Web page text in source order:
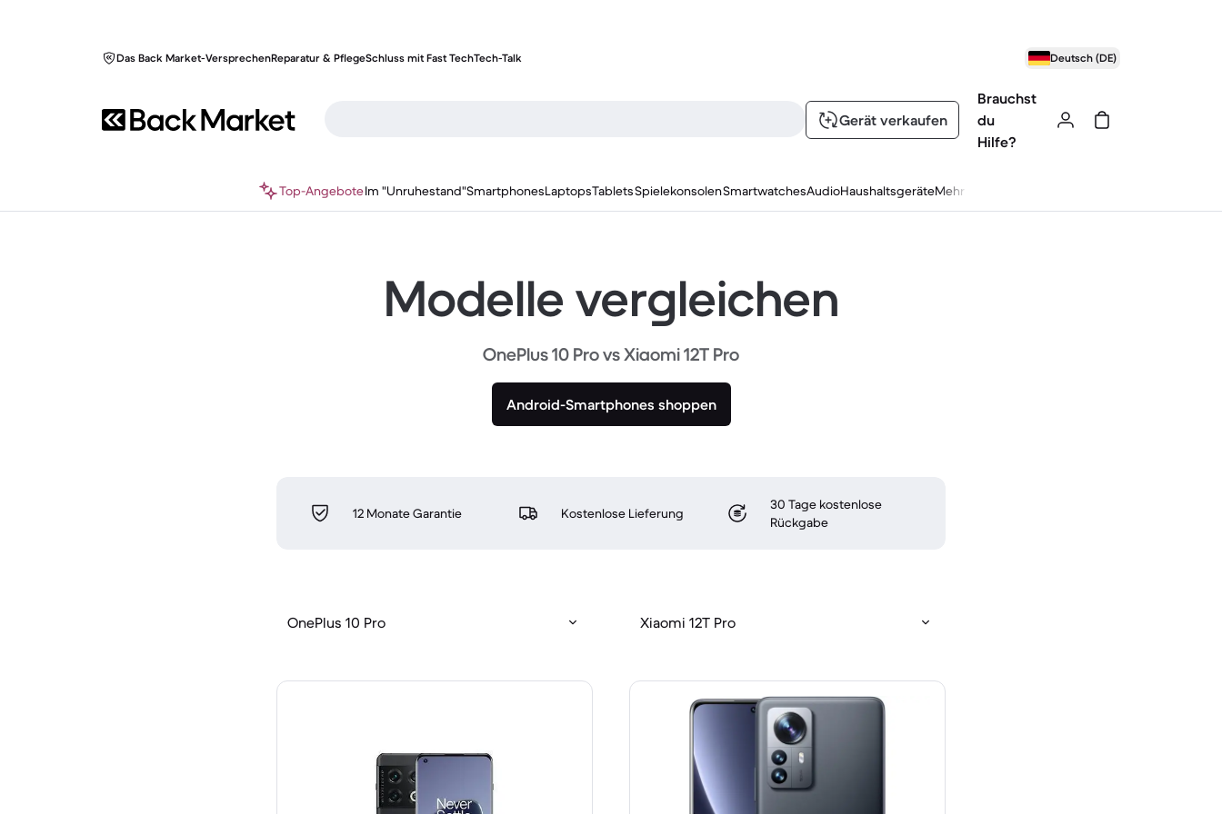
Das Back Market-VersprechenReparatur & PflegeSchluss mit Fast TechTech-Talk Deutsch (DE)
Gerät verkaufen
Brauchst
du
Hilfe?
Top-AngeboteIm "Unruhestand"SmartphonesLaptopsTabletsSpielekonsolenSmartwatchesAudioHaushaltsgeräteMehr
Modelle vergleichen
OnePlus 10 Pro vs Xiaomi 12T Pro
Android-Smartphones shoppen
12 Monate Garantie Kostenlose Lieferung
30 Tage kostenlose
Rückgabe
OnePlus 10 Pro Xiaomi 12T Pro